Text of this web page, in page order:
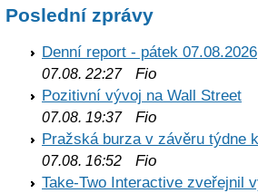
Poslední zprávy
Denní report - pátek 07.08.2026
07.08. 22:27Fio
Pozitivní vývoj na Wall Street
07.08. 19:37Fio
Pražská burza v závěru týdne
07.08. 16:52 Fio
Take-Two Interactive zveřejnil